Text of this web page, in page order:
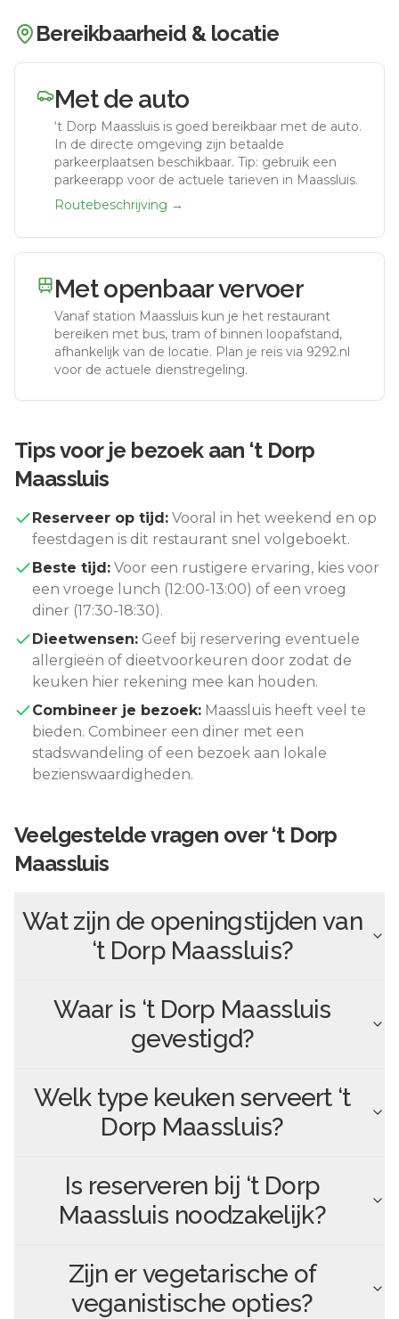
Bereikbaarheid & locatie
Met de auto
‘t Dorp Maassluis is goed bereikbaar met de auto.
In de directe omgeving zijn betaalde
parkeerplaatsen beschikbaar. Tip: gebruik een
parkeerapp voor de actuele tarieven in Maassluis.
Routebeschrijving →
Met openbaar vervoer
Vanaf station Maassluis kun je het restaurant
bereiken met bus, tram of binnen loopafstand,
afhankelijk van de locatie. Plan je reis via 9292.nl
voor de actuele dienstregeling.
Tips voor je bezoek aan ‘t Dorp
Maassluis
Reserveer op tijd: Vooral in het weekend en op
feestdagen is dit restaurant snel volgeboekt.
Beste tijd: Voor een rustigere ervaring, kies voor
een vroege lunch (12:00-13:00) of een vroeg
diner (17:30-18:30).
Dieetwensen: Geef bij reservering eventuele
allergieën of dieetvoorkeuren door zodat de
keuken hier rekening mee kan houden.
Combineer je bezoek: Maassluis heeft veel te
bieden. Combineer een diner met een
stadswandeling of een bezoek aan lokale
bezienswaardigheden.
Veelgestelde vragen over‘t Dorp
Maassluis
Wat zijn de openingstijden van
‘t Dorp Maassluis?
Waar is ‘t Dorp Maassluis
gevestigd?
Welk type keuken serveert ‘t
Dorp Maassluis?
Is reserveren bij ‘t Dorp
Maassluis noodzakelijk?
Zijn er vegetarische of
veganistische opties?